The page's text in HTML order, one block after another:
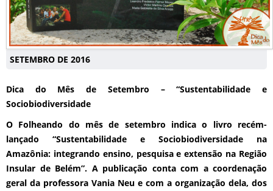
SETEMBRO DE 2016
Dica do Mês de Setembro – “Sustentabilidade e
Sociobiodiversidade
O Folheando do mês de setembro indica o livro recém-
lançado “Sustentabilidade e Sociobiodiversidade na
Amazônia: integrando ensino, pesquisa e extensão na Região
Insular de Belém”. A publicação conta com a coordenação
geral da professora Vania Neu e com a organização dela, dos